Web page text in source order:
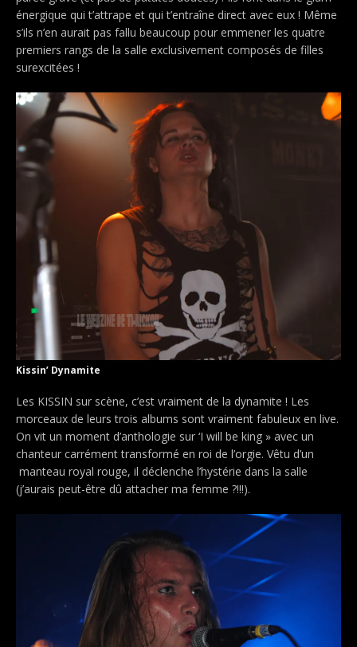
énergique qui t’attrape et qui t’entraîne direct avec eux ! Même
s’ils n’en aurait pas fallu beaucoup pour emmener les quatre
premiers rangs de la salle exclusivement composés de filles
surexcitées !
Kissin’ Dynamite
Les KISSIN sur scène, c’est vraiment de la dynamite ! Les
morceaux de leurs trois albums sont vraiment fabuleux en live.
On vit un moment d’anthologie sur ‘I will be king » avec un
chanteur carrément transformé en roi de l’orgie. Vêtu d’un
manteau royal rouge, il déclenche l’hystérie dans la salle
(j’aurais peut-être dû attacher ma femme ?!!!).